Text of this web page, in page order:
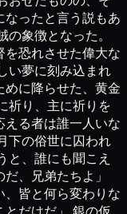
ったと言う説もあ
象徴となった。
恐れさせた偉大な
い夢に刻み込まれ
に降らせた、黄金
祈り、主に祈りを
る者は誰一人いな
下の俗世に囚われ
と、誰にも聞こえ
、兄弟たちよ」
、皆と何ら変わりな